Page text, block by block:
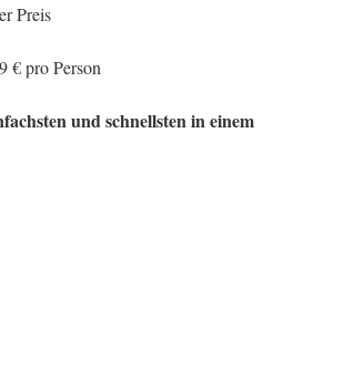
Preis
€ pro Person
und schnellsten in einem